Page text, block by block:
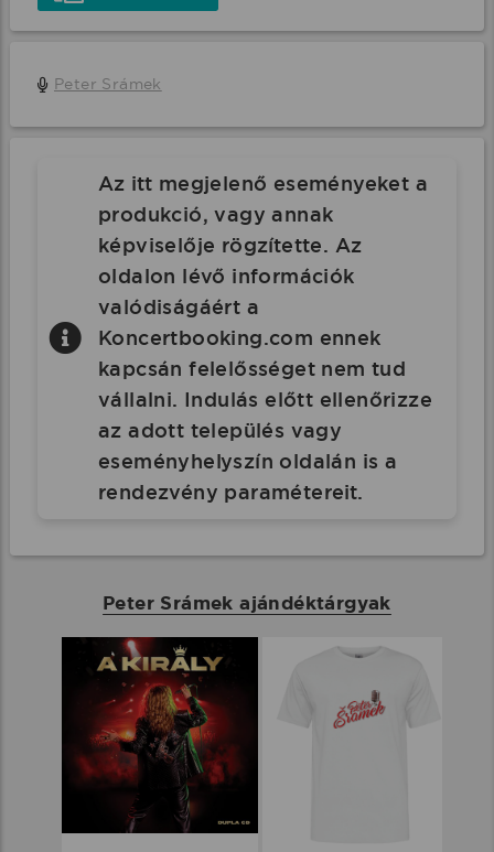
Peter Srámek
Az itt megjelenő eseményeket a
produkció, vagy annak
képviselője rögzítette. Az
oldalon lévő információk
valódiságáért a
Koncertbooking.com ennek
kapcsán felelősséget nem tud
vállalni. Indulás előtt ellenőrizze
az adott település vagy
eseményhelyszín oldalán is a
rendezvény paramétereit.
Peter Srámek ajándéktárgyak